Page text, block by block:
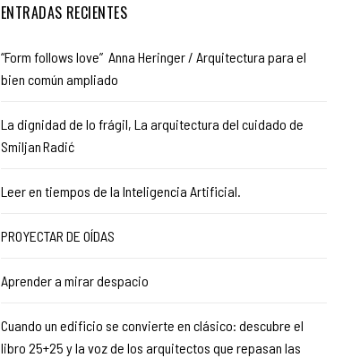
ENTRADAS RECIENTES
“Form follows love” Anna Heringer / Arquitectura para el
bien común ampliado
La dignidad de lo frágil, La arquitectura del cuidado de
Smiljan Radić
Leer en tiempos de la Inteligencia Artificial.
PROYECTAR DE OÍDAS
Aprender a mirar despacio
Cuando un edificio se convierte en clásico: descubre el
libro 25+25 y la voz de los arquitectos que repasan las